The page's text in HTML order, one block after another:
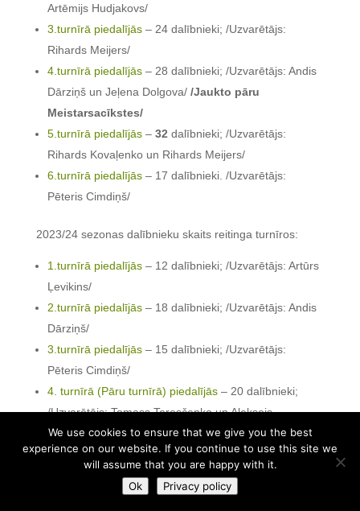
Artēmijs Hudjakovs/
3.turnīrā piedalījās– 24 dalībnieki; /Uzvarētājs:
Rihards Meijers/
4.turnīrā piedalījās– 28 dalībnieki; /Uzvarētājs: Andis
Dārziņš un Jeļena Dolgova//Jaukto pāru
Meistarsacīkstes/
5.turnīrā piedalījās– 32 dalībnieki; /Uzvarētājs:
Rihards Kovaļenko un Rihards Meijers/
6.turnīrā piedalījās– 17 dalībnieki. /Uzvarētājs:
Pēteris Cimdiņš/
2023/24 sezonas dalībnieku skaits reitinga turnīros:
1.turnīrā piedalījās– 12 dalībnieki; /Uzvarētājs: Artūrs
Ļevikins/
2.turnīrā piedalījās– 18 dalībnieki; /Uzvarētājs: Andis
Dārziņš/
3.turnīrā piedalījās– 15 dalībnieki; /Uzvarētājs:
Pēteris Cimdiņš/
4. turnīrā (Pāru turnīrā) piedalījās– 20 dalībnieki;
/Uzvarētājs: Tomass Teresčenko un Aleksejs
Jeļisejevs/
5. turnīrā piedalījās–24 dalībnieki; /Uzvarētājs: Andis
6. turnīrā piedalījās–24dalībnieki; /Uzvarētājs:
We use cookies to ensure that we give you the best
experience on our website. If you continue to use this site we
will assume that you are happy with it.
Ok
Privacy policy